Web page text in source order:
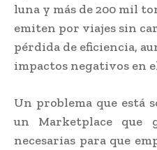
luna y más de 200 mil
emiten por viajes sin
pérdida de eficiencia,
impactos negativos en
Un problema que está
un Marketplace que
necesarias para que